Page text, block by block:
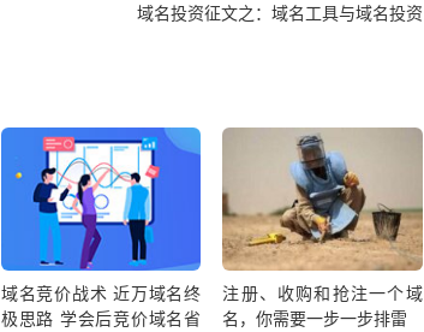
域名投资征文之：域名工具与域名投资
域名竞价战术 近万域名终
极思路 学会后竞价域名省
注册、收购和抢注一个域
名，你需要一步一步排雷